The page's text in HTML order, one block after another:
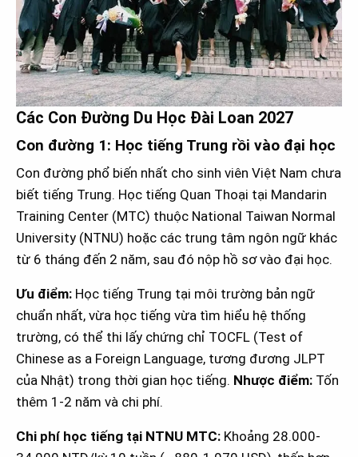
Các Con Đường Du Học Đài Loan 2027
Con đường 1: Học tiếng Trung rồi vào đại học
Con đường phổ biến nhất cho sinh viên Việt Nam chưa
biết tiếng Trung. Học tiếng Quan Thoại tại Mandarin
Training Center (MTC) thuộc National Taiwan Normal
University (NTNU) hoặc các trung tâm ngôn ngữ khác
từ 6 tháng đến 2 năm, sau đó nộp hồ sơ vào đại học.
Ưu điểm: Học tiếng Trung tại môi trường bản ngữ
chuẩn nhất, vừa học tiếng vừa tìm hiểu hệ thống
trường, có thể thi lấy chứng chỉ TOCFL (Test of
Chinese as a Foreign Language, tương đương JLPT
của Nhật) trong thời gian học tiếng. Nhược điểm: Tốn
thêm 1-2 năm và chi phí.
Chi phí học tiếng tại NTNU MTC: Khoảng 28.000-